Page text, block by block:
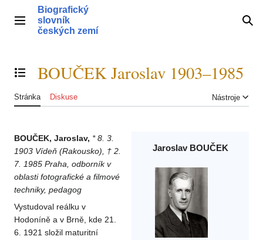
obsahHlavní menu
Biografický
slovník
českých zemí
Přepnout obsah
BOUČEK Jaroslav 1903–1985
Stránka Diskuse Nástroje
Jaroslav BOUČEK
BOUČEK, Jaroslav, * 8. 3.
1903 Vídeň (Rakousko), † 2.
7. 1985 Praha, odborník v
oblasti fotografické a filmové
techniky, pedagog
Vystudoval reálku v
Hodoníně a v Brně, kde 21.
6. 1921 složil maturitní